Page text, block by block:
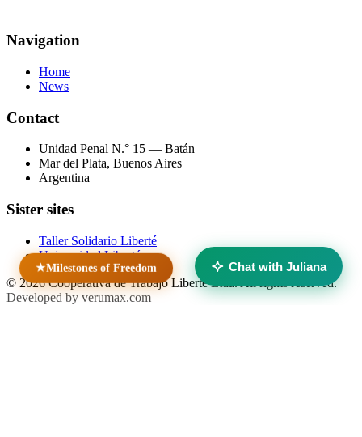
Navigation
Home
News
Contact
Unidad Penal N.° 15 — Batán
Mar del Plata, Buenos Aires
Argentina
Sister sites
Taller Solidario Liberté
Universidad Liberté
© 2026 Cooperativa de Trabajo Liberté Ltda. All rights reserved.
Developed by verumax.com
★Milestones of Freedom Chat with Juliana